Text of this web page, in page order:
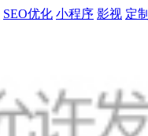
SEO优化 小程序 影视 定